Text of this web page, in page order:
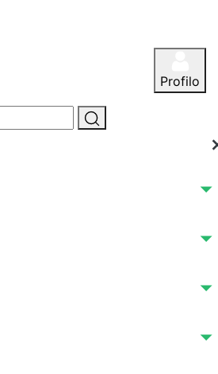
Profilo